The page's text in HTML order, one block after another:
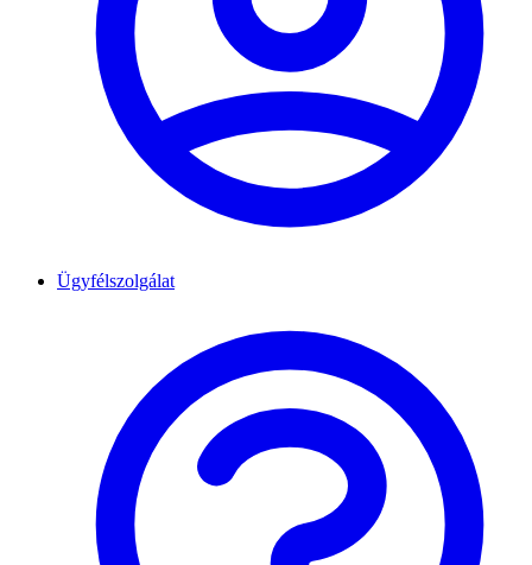
Ügyfélszolgálat